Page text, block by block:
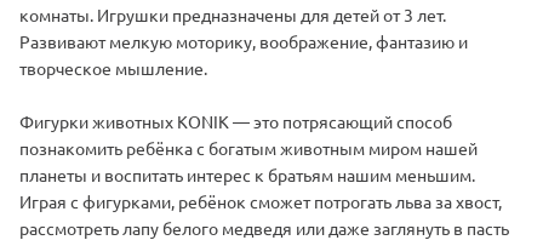
комнаты. Игрушки предназначены для детей от 3 лет.
Развивают мелкую моторику, воображение, фантазию и
творческое мышление.
Фигурки животных KONIK — это потрясающий способ
познакомить ребёнка с богатым животным миром нашей
планеты и воспитать интерес к братьям нашим меньшим.
Играя с фигурками, ребёнок сможет потрогать льва за хвост,
рассмотреть лапу белого медведя или даже заглянуть в пасть